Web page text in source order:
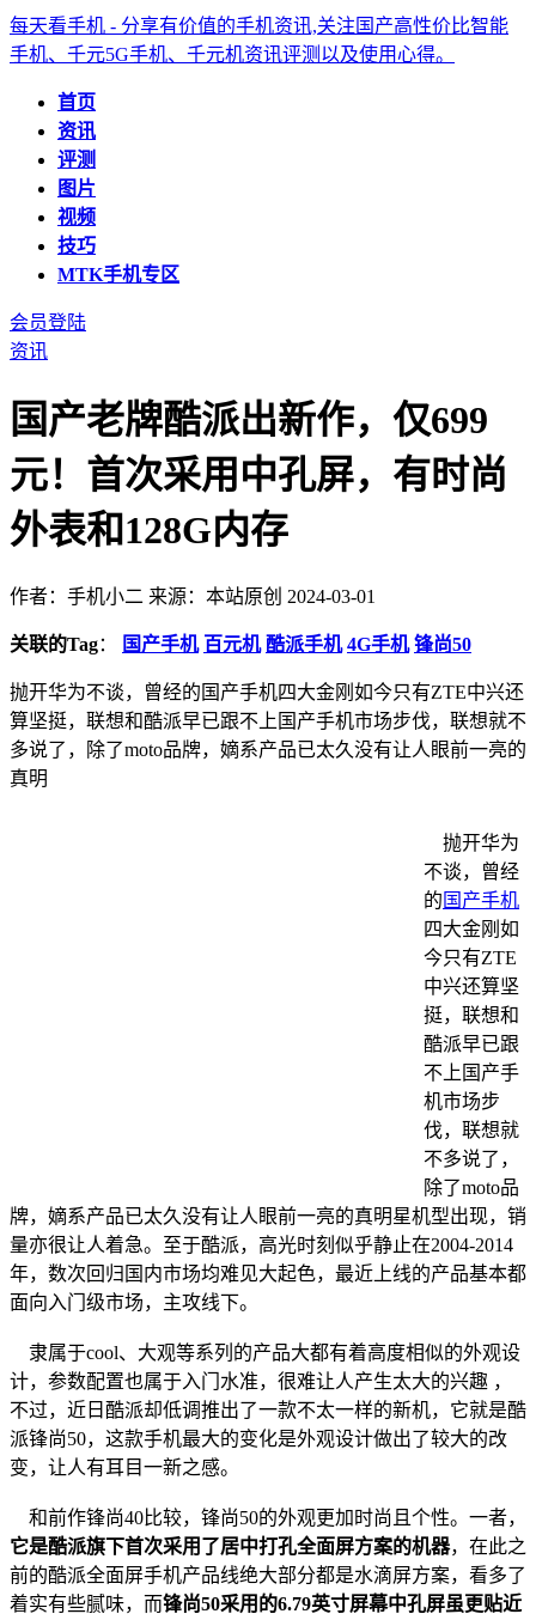
每天看手机 - 分享有价值的手机资讯,关注国产高性价比智能
手机、千元5G手机、千元机资讯评测以及使用心得。
首页
资讯
评测
图片
视频
技巧
MTK手机专区
会员登陆
资讯
国产老牌酷派出新作，仅699
元！首次采用中孔屏，有时尚
外表和128G内存
作者：手机小二 来源：本站原创 2024-03-01
关联的Tag： 国产手机 百元机 酷派手机 4G手机 锋尚50
抛开华为不谈，曾经的国产手机四大金刚如今只有ZTE中兴还
算坚挺，联想和酷派早已跟不上国产手机市场步伐，联想就不
多说了，除了moto品牌，嫡系产品已太久没有让人眼前一亮的
真明
抛开华为
不谈，曾经
的 国产手机
四大金刚如
今只有ZTE
中兴还算坚
挺，联想和
酷派早已跟
不上国产手
机市场步
伐，联想就
不多说了，
除了moto品
牌，嫡系产品已太久没有让人眼前一亮的真明星机型出现，销
量亦很让人着急。至于酷派，高光时刻似乎静止在2004-2014
年，数次回归国内市场均难见大起色，最近上线的产品基本都
面向入门级市场，主攻线下。
隶属于cool、大观等系列的产品大都有着高度相似的外观设
计，参数配置也属于入门水准，很难让人产生太大的兴趣 ，
不过，近日酷派却低调推出了一款不太一样的新机，它就是酷
派锋尚50，这款手机最大的变化是外观设计做出了较大的改
变，让人有耳目一新之感。
和前作锋尚40比较，锋尚50的外观更加时尚且个性。一者，
它是酷派旗下首次采用了居中打孔全面屏方案的机器，在此之
前的酷派全面屏手机产品线绝大部分都是水滴屏方案，看多了
着实有些腻味，而锋尚50采用的6.79英寸屏幕中孔屏虽更贴近